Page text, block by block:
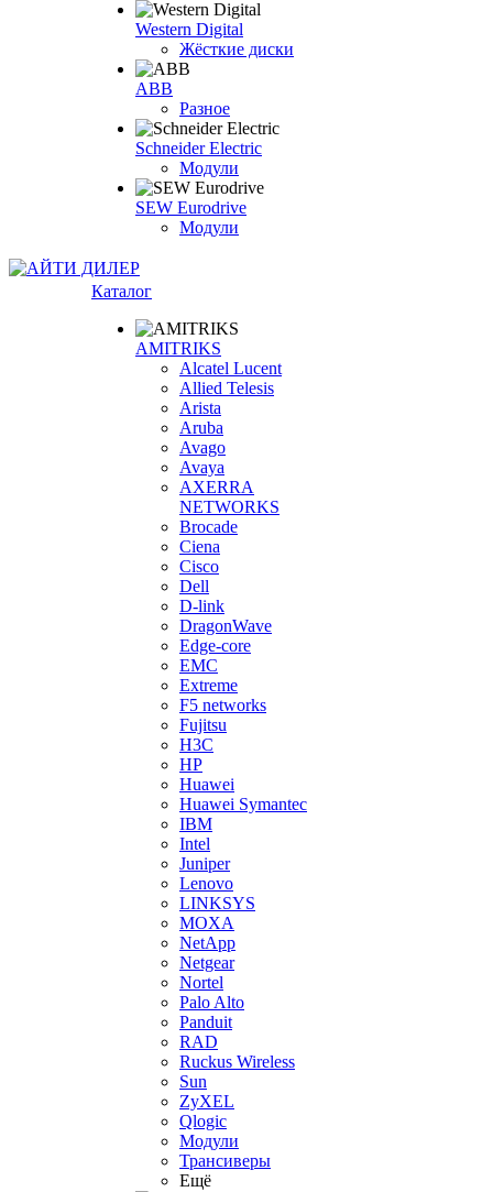
Western Digital
Жёсткие диски
ABB
Разное
Schneider Electric
Модули
SEW Eurodrive
Модули
Каталог
AMITRIKS
Alcatel Lucent
Allied Telesis
Arista
Aruba
Avago
Avaya
AXERRA
NETWORKS
Brocade
Ciena
Cisco
Dell
D-link
DragonWave
Edge-core
EMC
Extreme
F5 networks
Fujitsu
H3С
HP
Huawei
Huawei Symantec
IBM
Intel
Juniper
Lenovo
LINKSYS
MOXA
NetApp
Netgear
Nortel
Palo Alto
Panduit
RAD
Ruckus Wireless
Sun
ZyXEL
Qlogic
Модули
Трансиверы
Ещё